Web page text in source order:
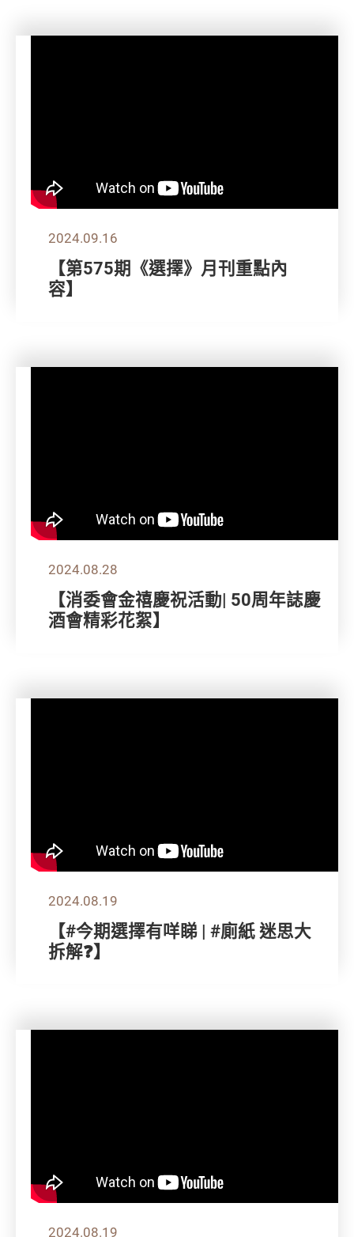
2024.09.16
【第575期《選擇》月刊重點內
容】
2024.08.28
【消委會金禧慶祝活動| 50周年誌慶
酒會精彩花絮】
2024.08.19
【#今期選擇有咩睇 | #廁紙 迷思大
拆解❓】
2024.08.19